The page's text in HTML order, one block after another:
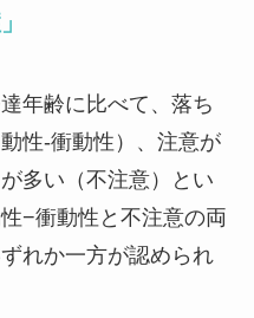
年齢に比べて、落ち
性-衝動性）、注意が
多い（不注意）とい
−衝動性と不注意の両
れか一方が認められ